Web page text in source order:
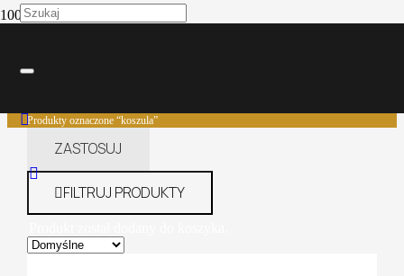
Produkty oznaczone “koszula”
ZASTOSUJ
FILTRUJ PRODUKTY